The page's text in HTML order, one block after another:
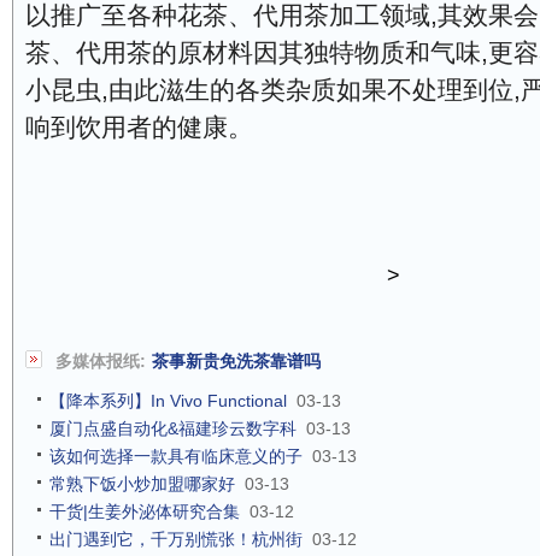
以推广至各种花茶、代用茶加工领域,其效果
茶、代用茶的原材料因其独特物质和气味,更
小昆虫,由此滋生的各类杂质如果不处理到位,
响到饮用者的健康。
>
多媒体报纸: 茶事新贵免洗茶靠谱吗
【降本系列】In Vivo Functional 03-13
厦门点盛自动化&福建珍云数字科 03-13
该如何选择一款具有临床意义的子 03-13
常熟下饭小炒加盟哪家好 03-13
干货|生姜外泌体研究合集 03-12
出门遇到它，千万别慌张！杭州街 03-12